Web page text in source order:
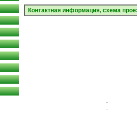
Контактная информация, схема
-
-